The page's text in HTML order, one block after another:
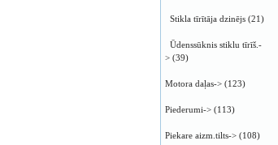
Stikla tīrītāja dzinējs (21)
Ūdenssūknis stiklu tīrīš.-
> (39)
Motora daļas-> (123)
Piederumi-> (113)
Piekare aizm.tilts-> (108)